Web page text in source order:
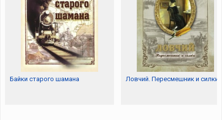
Байки старого шамана Ловчий. Пересмешник и силки